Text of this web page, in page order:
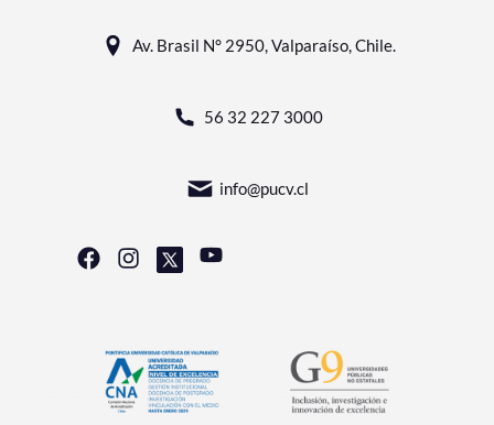
Av. Brasil N° 2950, Valparaíso, Chile.
56 32 227 3000
info@pucv.cl